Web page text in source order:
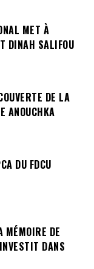
MET À
DINAH SALIFOU
DE LA
ANOUCHKA
DU FDCU
MÉMOIRE DE
DANS